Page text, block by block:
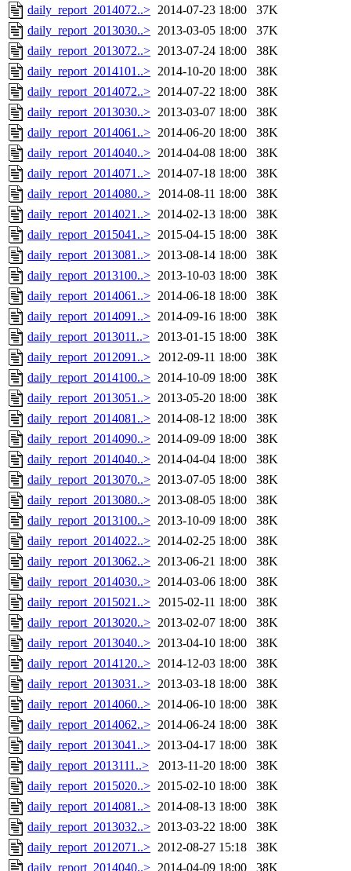
daily_report_2014072..> 2014-07-23 18:00
37K
daily_report_2013030..> 2013-03-05 18:00
37K
daily_report_2013072..> 2013-07-24 18:00
38K
daily_report_2014101..> 2014-10-20 18:00
38K
daily_report_2014072..> 2014-07-22 18:00
38K
daily_report_2013030..> 2013-03-07 18:00
38K
daily_report_2014061..> 2014-06-20 18:00
38K
daily_report_2014040..> 2014-04-08 18:00
38K
daily_report_2014071..> 2014-07-18 18:00
38K
daily_report_2014080..> 2014-08-11 18:00
38K
daily_report_2014021..> 2014-02-13 18:00
38K
daily_report_2015041..> 2015-04-15 18:00
38K
daily_report_2013081..> 2013-08-14 18:00
38K
daily_report_2013100..> 2013-10-03 18:00
38K
daily_report_2014061..> 2014-06-18 18:00
38K
daily_report_2014091..> 2014-09-16 18:00
38K
daily_report_2013011..> 2013-01-15 18:00
38K
daily_report_2012091..> 2012-09-11 18:00
38K
daily_report_2014100..> 2014-10-09 18:00
38K
daily_report_2013051..> 2013-05-20 18:00
38K
daily_report_2014081..> 2014-08-12 18:00
38K
daily_report_2014090..> 2014-09-09 18:00
38K
daily_report_2014040..> 2014-04-04 18:00
38K
daily_report_2013070..> 2013-07-05 18:00
38K
daily_report_2013080..> 2013-08-05 18:00
38K
daily_report_2013100..> 2013-10-09 18:00
38K
daily_report_2014022..> 2014-02-25 18:00
38K
daily_report_2013062..> 2013-06-21 18:00
38K
daily_report_2014030..> 2014-03-06 18:00
38K
daily_report_2015021..> 2015-02-11 18:00
38K
daily_report_2013020..> 2013-02-07 18:00
38K
daily_report_2013040..> 2013-04-10 18:00
38K
daily_report_2014120..> 2014-12-03 18:00
38K
daily_report_2013031..> 2013-03-18 18:00
38K
daily_report_2014060..> 2014-06-10 18:00
38K
daily_report_2014062..> 2014-06-24 18:00
38K
daily_report_2013041..> 2013-04-17 18:00
38K
daily_report_2013111..>
2013-11-20 18:00
38K
daily_report_2015020..> 2015-02-10 18:00
38K
daily_report_2014081..> 2014-08-13 18:00
38K
daily_report_2013032..> 2013-03-22 18:00
38K
daily_report_2012071..> 2012-08-27 15:18
38K
daily_report_2014040..> 2014-04-09 18:00
38K